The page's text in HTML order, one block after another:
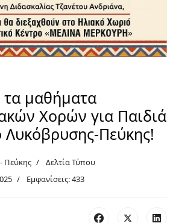
τα μαθήματα
Χορών για Παιδιά
Πεύκης!
Πεύκης
Δελτία Τύπου
Εμφανίσεις: 433